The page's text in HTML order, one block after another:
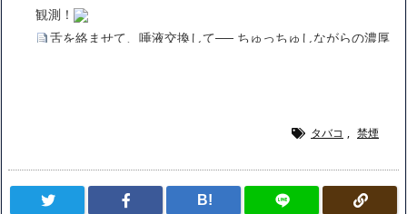
観測！
舌を絡ませて、唾液交換して── ちゅっちゅしながらの濃厚
広末涼子さん、正気に戻ってしまい絶望する・・・「アカ
割減
タバコ , 禁煙
B!